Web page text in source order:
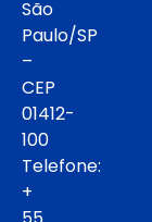
São
Paulo/SP
–
CEP
01412-
100
Telefone:
+